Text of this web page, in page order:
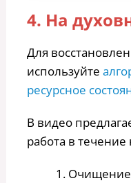
4. На
Для
используйте
ресурсное
В видео
работа в